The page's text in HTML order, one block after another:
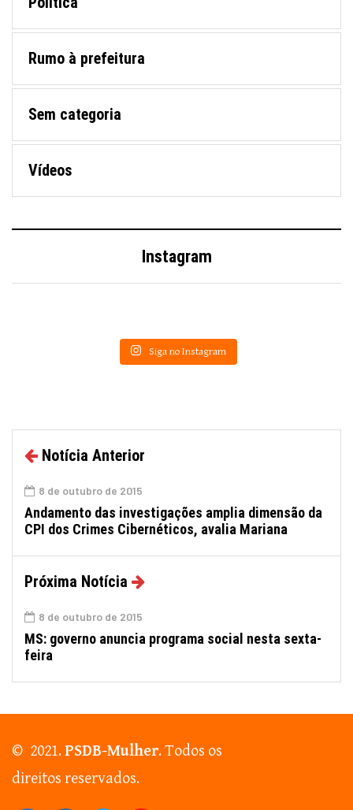
Rumo à prefeitura
Sem categoria
Vídeos
Instagram
Siga no Instagram
Notícia Anterior
8 de outubro de 2015
Andamento das investigações amplia dimensão da
CPI dos Crimes Cibernéticos, avalia Mariana
Próxima Notícia
8 de outubro de 2015
MS: governo anuncia programa social nesta sexta-
feira
© 2021.PSDB-Mulher. Todos os
direitos reservados.